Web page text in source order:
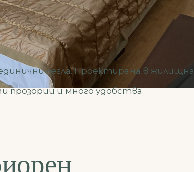
легла. Проектирана в жилищна
прозорци и много удобства.